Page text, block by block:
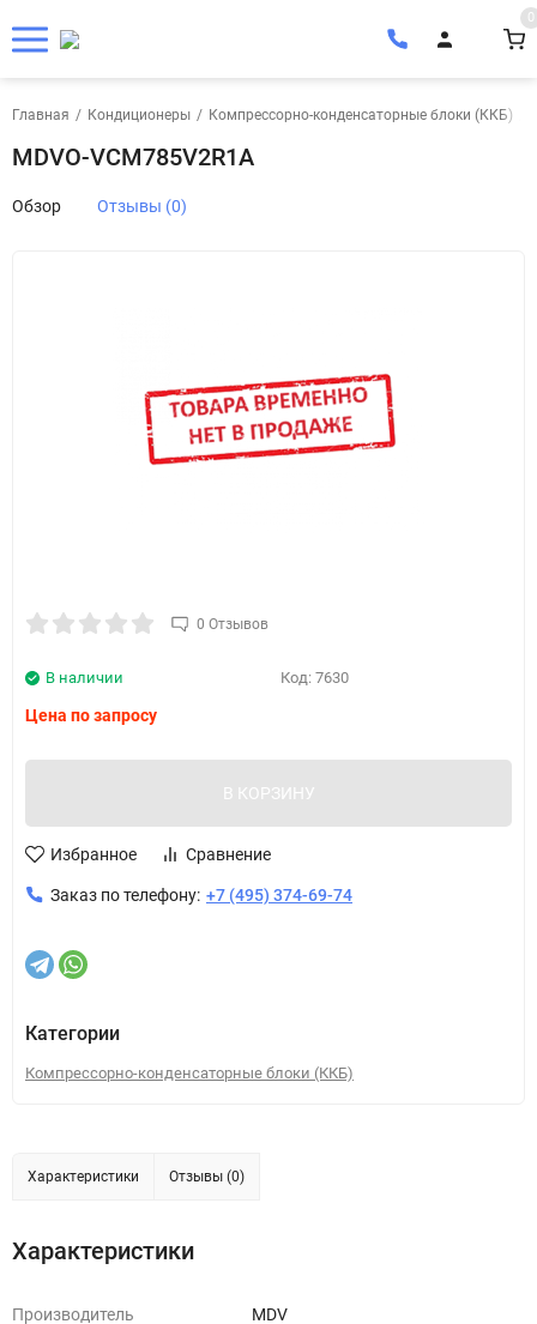
0
Главная / Кондиционеры / Компрессорно-конденсаторные блоки (ККБ)
MDVO-VCM785V2R1A
Обзор Отзывы (0)
0 Отзывов
Код: 7630
В наличии
Цена по запросу
В КОРЗИНУ
Избранное Сравнение
Заказ по телефону: +7 (495) 374-69-74
Категории
Компрессорно-конденсаторные блоки (ККБ)
Характеристики Отзывы (0)
Характеристики
Производитель MDV